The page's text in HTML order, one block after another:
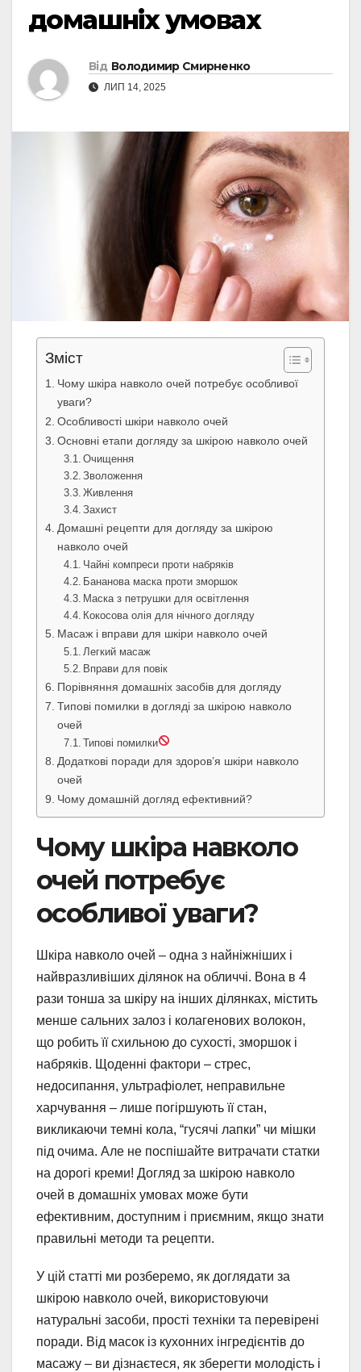
домашніх умовах
Від Володимир Смирненко
ЛИП 14, 2025
Зміст
Чому шкіра навколо очей потребує особливої
уваги?
Особливості шкіри навколо очей
Основні етапи догляду за шкірою навколо очей
Очищення
Зволоження
Живлення
Захист
Домашні рецепти для догляду за шкірою
навколо очей
Чайні компреси проти набряків
Бананова маска проти зморшок
Маска з петрушки для освітлення
Кокосова олія для нічного догляду
Масаж і вправи для шкіри навколо очей
Легкий масаж
Вправи для повік
Порівняння домашніх засобів для догляду
Типові помилки в догляді за шкірою навколо
очей
Типові помилки
Додаткові поради для здоров’я шкіри навколо
очей
Чому домашній догляд ефективний?
Чому шкіра навколо
очей потребує
особливої уваги?
Шкіра навколо очей – одна з найніжніших і
найвразливіших ділянок на обличчі. Вона в 4
рази тонша за шкіру на інших ділянках, містить
менше сальних залоз і колагенових волокон,
що робить її схильною до сухості, зморшок і
набряків. Щоденні фактори – стрес,
недосипання, ультрафіолет, неправильне
харчування – лише погіршують її стан,
викликаючи темні кола, “гусячі лапки” чи мішки
під очима. Але не поспішайте витрачати статки
на дорогі креми! Догляд за шкірою навколо
очей в домашніх умовах може бути
ефективним, доступним і приємним, якщо знати
правильні методи та рецепти.
У цій статті ми розберемо, як доглядати за
шкірою навколо очей, використовуючи
натуральні засоби, прості техніки та перевірені
поради. Від масок із кухонних інгредієнтів до
масажу – ви дізнаєтеся, як зберегти молодість і